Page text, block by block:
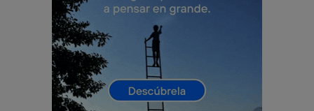
Si utilizas una
conexión de banda ancha
el marketing o análisis se realizará en función de las
actividades de navegación de los miembros del hogar
que hayan dado su consentimiento.
Si utilizasdatos móviles, el marketing será más
personalizado, ya que se basará únicamente en la
navegación del usuario del móvil.